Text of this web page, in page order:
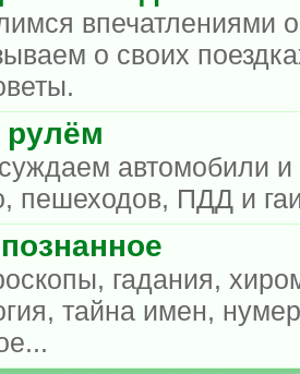
впечатлениями
о своих
рулём
автомобили и
пешеходов, ПДД и
гадания,
тайна имен,